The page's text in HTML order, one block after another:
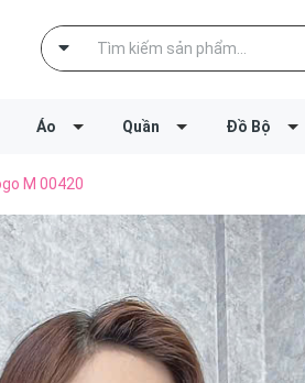
Áo Quần Đồ Bộ
M 00420